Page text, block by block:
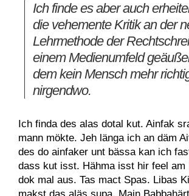
Ich finde es aber auch
die vehemente Kritik an der
Lehrmethode der
einem Medienumfeld
dem kein Mensch mehr
nirgendwo.
Ich finda des alas dotal kut. Ainfak
mann mökte. Jeh länga ich an däm
des do ainfaker unt bässa kan ich
dass kut isst. Hähma isst hir feel am
dok mal aus. Tas mact Spas. Libas